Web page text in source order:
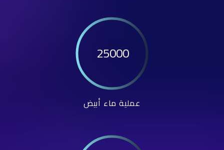
25000
عملية ماء أبيض